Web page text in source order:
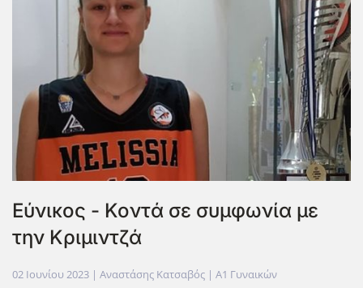
Εύνικος - Κοντά σε συμφωνία με
την Κριμιντζά
02 Ιουνίου 2023 | Αναστάσης Κατσαβός | Α1 Γυναικών